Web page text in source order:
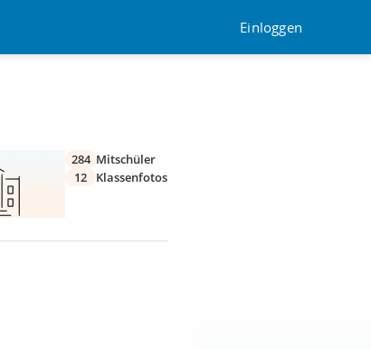
Einloggen
284 Mitschüler
12
Klassenfotos